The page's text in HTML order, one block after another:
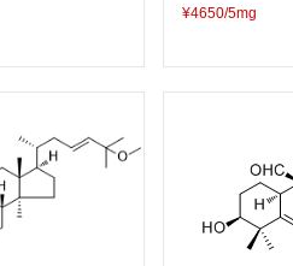
¥4650/5mg